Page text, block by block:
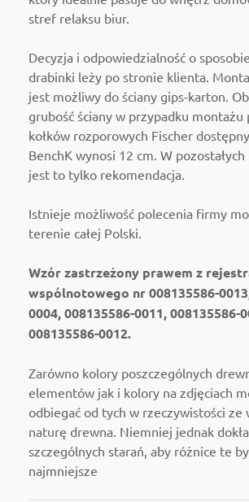
stref relaksu biur.
Decyzja i odpowiedzialność o
drabinki leży po stronie klienta.
jest możliwy do ściany gips-karton.
grubość ściany w przypadku montażu
kołków rozporowych Fischer
BenchK wynosi 12 cm. W
jest to tylko rekomendacja.
Istnieje możliwość polecenia firmy
terenie całej Polski.
Wzór zastrzeżony prawem z
wspólnotowego nr 008135586-
0004, 008135586-0011, 008135586-
008135586-0012.
Zarówno kolory poszczególnych
elementów jak i kolory na zdjęciach
odbiegać od tych w rzeczywistości ze
naturę drewna. Niemniej jednak
szczególnych starań, aby różnice te
najmniejsze